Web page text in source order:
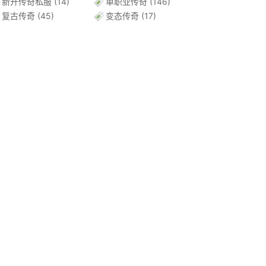
复古传奇 (45) 变态传奇 (17)